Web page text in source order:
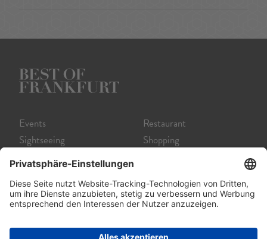
Events
Sightseeing
Museum
Theater
Film
Restaurant
Shopping
Service A-Z
Startseite